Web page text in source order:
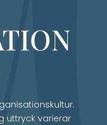
uttryck varierar